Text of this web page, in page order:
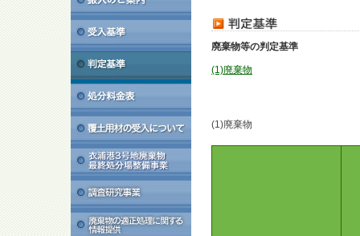
廃棄物等の判定基準
(1)廃棄物
(1)廃棄物